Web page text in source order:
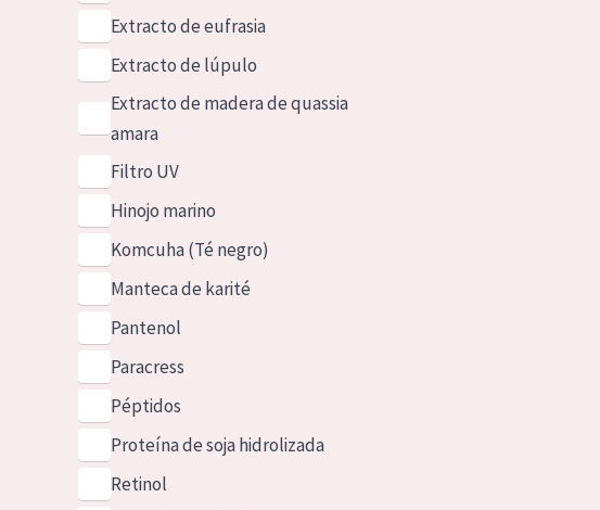
Extracto de eufrasia
Extracto de lúpulo
Extracto de madera de quassia
amara
Filtro UV
Hinojo marino
Komcuha (Té negro)
Manteca de karité
Pantenol
Paracress
Péptidos
Proteína de soja hidrolizada
Retinol